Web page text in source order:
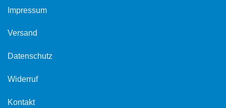
Impressum
Versand
Datenschutz
Widerruf
Kontakt